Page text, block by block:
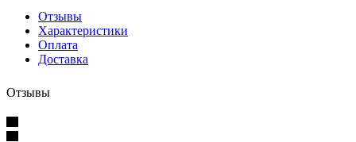
Отзывы
Характеристики
Оплата
Доставка
Отзывы